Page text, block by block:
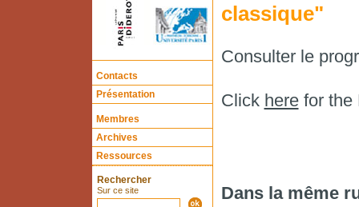
Contacts
Présentation
Membres
Archives
Ressources
Rechercher
Sur ce site
classique"
Consulter le
Click herefor the
Dans la même